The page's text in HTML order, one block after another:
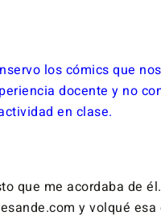
los cómics que
docente y no
en clase.
que me acordaba de
y volqué